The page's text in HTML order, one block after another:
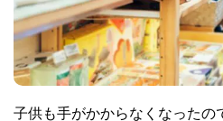
子供も手がかからなくなったの